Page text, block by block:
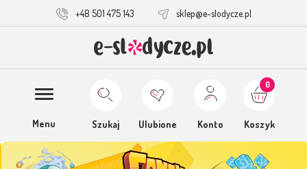
+48 501 475 143 sklep@e-slodycze.pl
Menu Szukaj Ulubione Konto Koszyk
0